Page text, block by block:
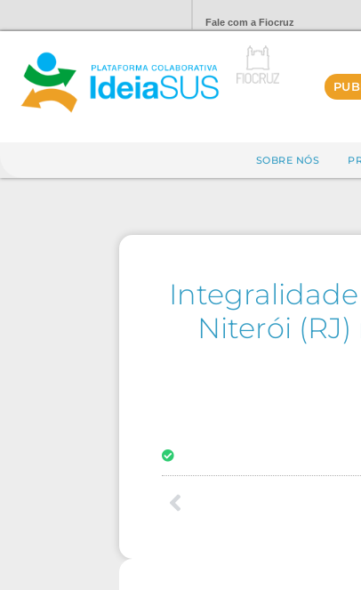
Fale com a Fiocruz
SOBRE NÓS
Niterói